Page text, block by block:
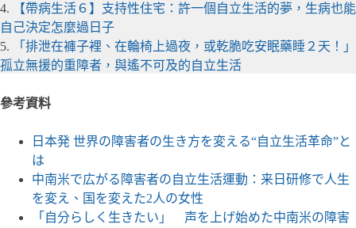
4.
【帶病生活６】支持性住宅：許一個自立生活的夢，生病也能
自己決定怎麼過日子
5.
「排泄在褲子裡、在輪椅上過夜，或乾脆吃安眠藥睡２天！」
孤立無援的重障者，與遙不可及的自立生活
參考資料
日本発 世界の障害者の生き方を変える“自立生活革命”と
は
中南米で広がる障害者の自立生活運動：来日研修で人生
を変え、国を変えた2人の女性
「自分らしく生きたい」 声を上げ始めた中南米の障害